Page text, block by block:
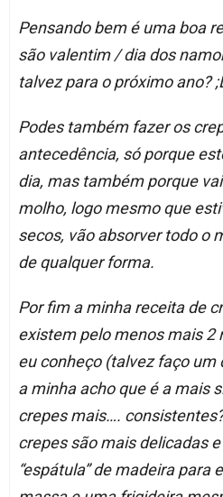
Pensando bem é uma boa
são valentim / dia dos
talvez para o próximo ano?
Podes também fazer os
antecedência, só porque
dia, mas também porque
molho, logo mesmo que
secos, vão absorver todo o
de qualquer forma.
Por fim a minha receita de
existem pelo menos mais 2
eu conheço (talvez faço um
a minha acho que é a mais
crepes mais….
crepes são mais delicadas
“espátula” de madeira para